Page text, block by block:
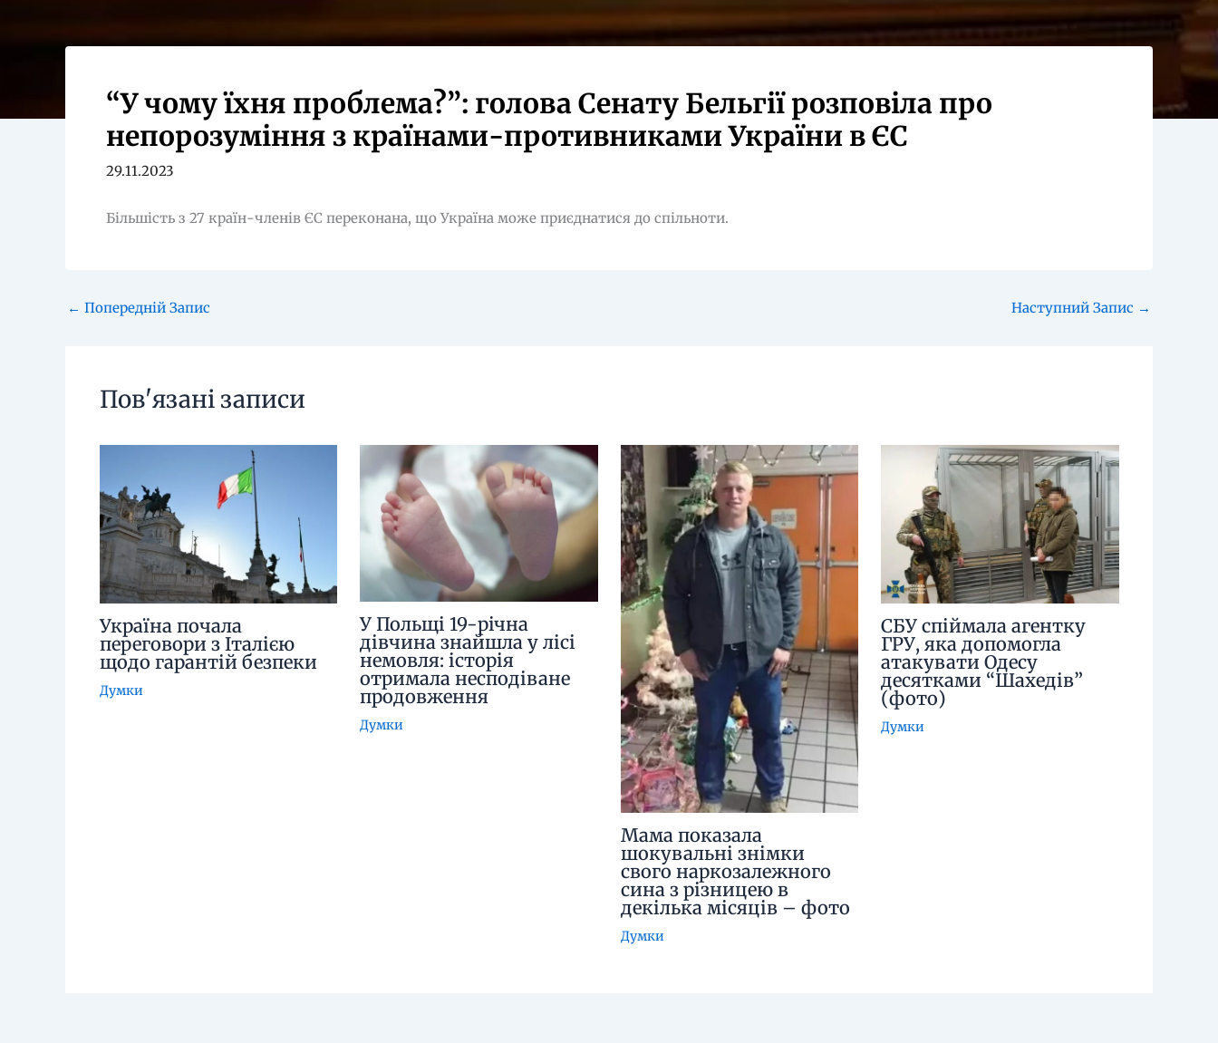
“У чому їхня проблема?”: голова Сенату Бельгії розповіла про
непорозуміння з країнами-противниками України в ЄС
29.11.2023
Більшість з 27 країн-членів ЄС переконана, що Україна може приєднатися до спільноти.
← Попередній Запис Наступний Запис →
Пов'язані записи
Україна почала
переговори з Італією
щодо гарантій безпеки
Думки
У Польщі 19-річна
дівчина знайшла у лісі
немовля: історія
отримала несподіване
продовження
Думки
Мама показала
шокувальні знімки
свого наркозалежного
сина з різницею в
декілька місяців – фото
Думки
СБУ спіймала агентку
ГРУ, яка допомогла
атакувати Одесу
десятками “Шахедів”
(фото)
Думки